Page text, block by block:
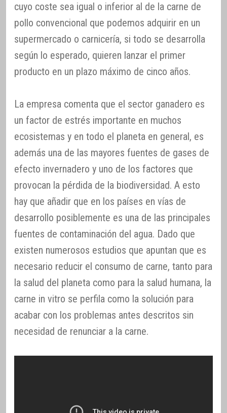
cuyo coste sea igual o inferior al de la carne de
pollo convencional que podemos adquirir en un
supermercado o carnicería, si todo se desarrolla
según lo esperado, quieren lanzar el primer
producto en un plazo máximo de cinco años.
La empresa comenta que el sector ganadero es
un factor de estrés importante en muchos
ecosistemas y en todo el planeta en general, es
además una de las mayores fuentes de gases de
efecto invernadero y uno de los factores que
provocan la pérdida de la biodiversidad. A esto
hay que añadir que en los países en vías de
desarrollo posiblemente es una de las principales
fuentes de contaminación del agua. Dado que
existen numerosos estudios que apuntan que es
necesario reducir el consumo de carne, tanto para
la salud del planeta como para la salud humana, la
carne in vitro se perfila como la solución para
acabar con los problemas antes descritos sin
necesidad de renunciar a la carne.